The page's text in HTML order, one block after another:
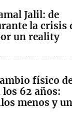
Jalil: de
la crisis
un reality
físico
los 62 años:
menos y